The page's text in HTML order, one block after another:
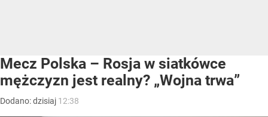
Mecz Polska – Rosja w siatkówce
mężczyzn jest realny? „Wojna trwa”
Dodano:dzisiaj 12:38